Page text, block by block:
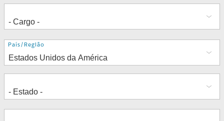
Endereço
País/Região